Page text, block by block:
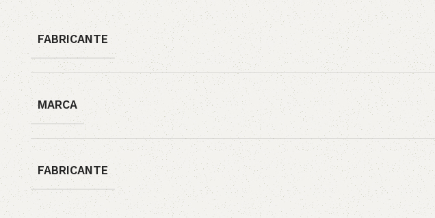
FABRICANTE
MARCA
FABRICANTE